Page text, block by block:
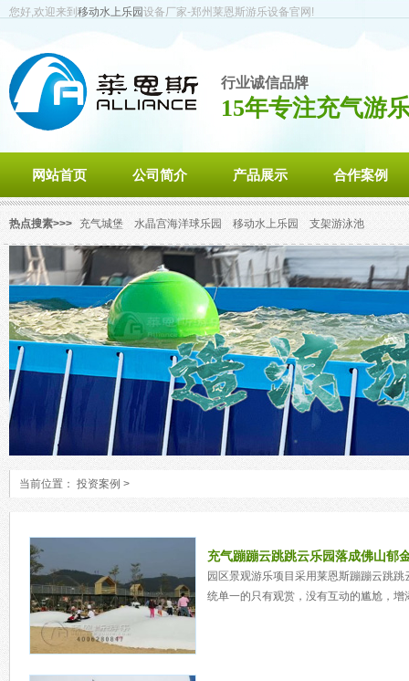
您好,欢迎来到 移动水上乐园设备厂家-郑州莱恩斯游乐设备官网!
行业诚信品牌
15年专注充气游
网站首页 公司简介 产品展示 合作案例
热点搜素>>> 充气城堡 水晶宫海洋球乐园 移动水上乐园 支架游泳池
当前位置： 投资案例 >
充气蹦蹦云跳跳云乐园落成佛山郁
园区景观游乐项目采用莱恩斯蹦蹦云跳
统单一的只有观赏，没有互动的尴尬，